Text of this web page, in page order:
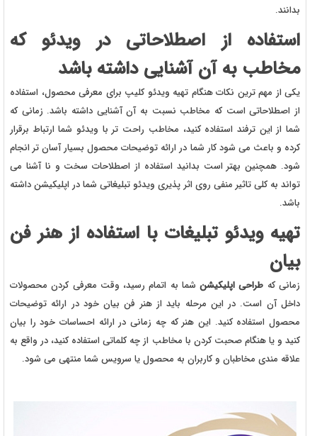
بدانند.
استفاده از اصطلاحاتی در ویدئو که
مخاطب به آن آشنایی داشته باشد
یکی از مهم ترین نکات هنگام تهیه ویدئو کلیپ برای معرفی محصول، استفاده
از اصطلاحاتی است که مخاطب نسبت به آن آشنایی داشته باشد. زمانی که
شما از این ترفند استفاده کنید، مخاطب راحت تر با ویدئو شما ارتباط برقرار
کرده و باعث می شود کار شما در ارائه توضیحات محصول بسیار آسان تر انجام
شود. همچنین بهتر است بدانید استفاده از اصطلاحات سخت و نا آشنا می
تواند به کلی تاثیر منفی روی اثر پذیری ویدئو تبلیغاتی شما در اپلیکیشن داشته
باشد.
تهیه ویدئو تبلیغات با استفاده از هنر فن
بیان
زمانی که طراحی اپلیکیشنشما به اتمام رسید، وقت معرفی کردن محصولات
داخل آن است. در این مرحله باید از هنر فن بیان خود در ارائه توضیحات
محصول استفاده کنید. این هنر که چه زمانی در ارائه احساسات خود را بیان
کنید و یا هنگام صحبت کردن با مخاطب از چه کلماتی استفاده کنید، در واقع به
علاقه مندی مخاطبان و کاربران به محصول یا سرویس شما منتهی می شود.